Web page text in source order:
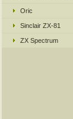
Oric
Sinclair ZX-81
ZX Spectrum